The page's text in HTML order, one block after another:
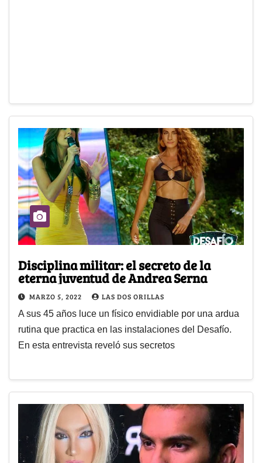
Disciplina militar: el secreto de la
eterna juventud de Andrea Serna
MARZO 5, 2022 LAS DOS ORILLAS
A sus 45 años luce un físico envidiable por una ardua
rutina que practica en las instalaciones del Desafío.
En esta entrevista reveló sus secretos